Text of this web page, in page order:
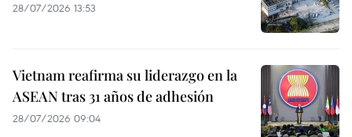
28/07/2026 13:53
Vietnam reafirma su liderazgo en la
ASEAN tras 31 años de adhesión
28/07/2026 09:04